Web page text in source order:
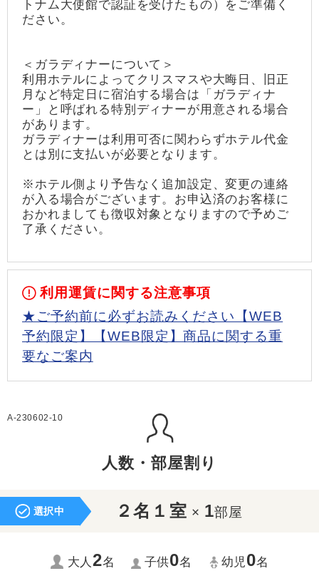
トナム大使館で認証を受けたもの）をご準備く
ださい。
＜ガラディナーについて＞
利用ホテルによってクリスマスや大晦日、旧正
月など特定日に宿泊する場合は「ガラディナ
ー」と呼ばれる特別ディナーが用意される場合
があります。
ガラディナーは利用可否に関わらずホテル代金
とは別に支払いが必要となります。
※ホテル側より予告なく追加設定、変更の連絡
が入る場合がございます。お申込済のお客様に
おかれましても徴収対象となりますので予めご
了承ください。
利用運賃に関する注意事項
★ご予約前に必ずお読みください【WEB
予約限定】【WEB限定】商品に関する重
要なご案内
A-230602-10
人数・部屋割り
選択中 ２名１室 × 1部屋
大人2名 子供0名 幼児0名